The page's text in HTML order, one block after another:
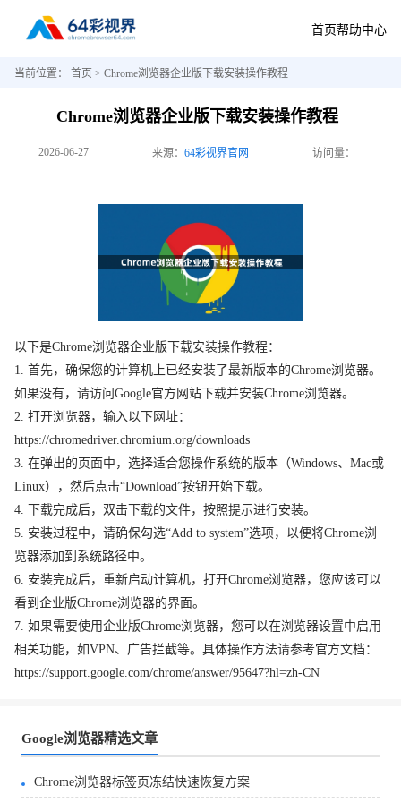
首页帮助中心
当前位置： 首页 > Chrome浏览器企业版下载安装操作教程
Chrome浏览器企业版下载安装操作教程
2026-06-27 来源： 64彩视界官网 访问量：
以下是Chrome浏览器企业版下载安装操作教程：
1. 首先，确保您的计算机上已经安装了最新版本的Chrome浏览器。
如果没有，请访问Google官方网站下载并安装Chrome浏览器。
2. 打开浏览器，输入以下网址：
https://chromedriver.chromium.org/downloads
3. 在弹出的页面中，选择适合您操作系统的版本（Windows、Mac或
Linux），然后点击“Download”按钮开始下载。
4. 下载完成后，双击下载的文件，按照提示进行安装。
5. 安装过程中，请确保勾选“Add to system”选项，以便将Chrome浏
览器添加到系统路径中。
6. 安装完成后，重新启动计算机，打开Chrome浏览器，您应该可以
看到企业版Chrome浏览器的界面。
7. 如果需要使用企业版Chrome浏览器，您可以在浏览器设置中启用
相关功能，如VPN、广告拦截等。具体操作方法请参考官方文档：
https://support.google.com/chrome/answer/95647?hl=zh-CN
Google浏览器精选文章
Chrome浏览器标签页冻结快速恢复方案